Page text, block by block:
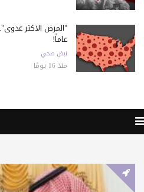
عاماً!
نبض صحي
منذ 16 يومًا